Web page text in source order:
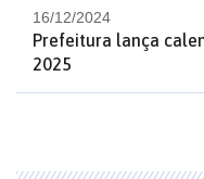
16/12/2024
Prefeitura lança
2025